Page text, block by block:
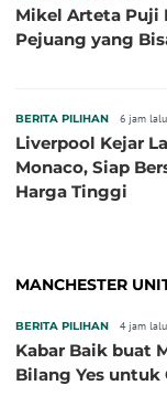
Mikel Arteta Puji
Pejuang yang
BERITA PILIHAN 6 jam lalu
Liverpool Kejar
Monaco, Siap
Harga Tinggi
MANCHESTER
BERITA PILIHAN 4 jam lalu
Kabar Baik buat
Bilang Yes untuk